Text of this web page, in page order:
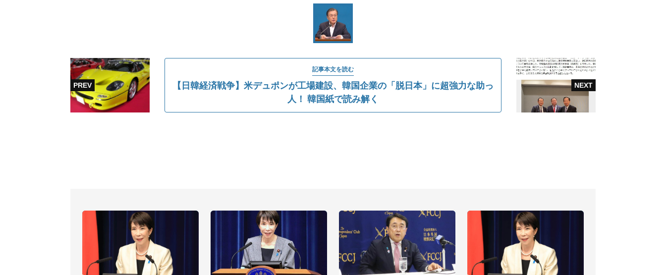
記事本文を読む
【日韓経済戦争】米デュポンが工場建設、韓国企業の「脱日本」に超強力な助っ
人！ 韓国紙で読み解く